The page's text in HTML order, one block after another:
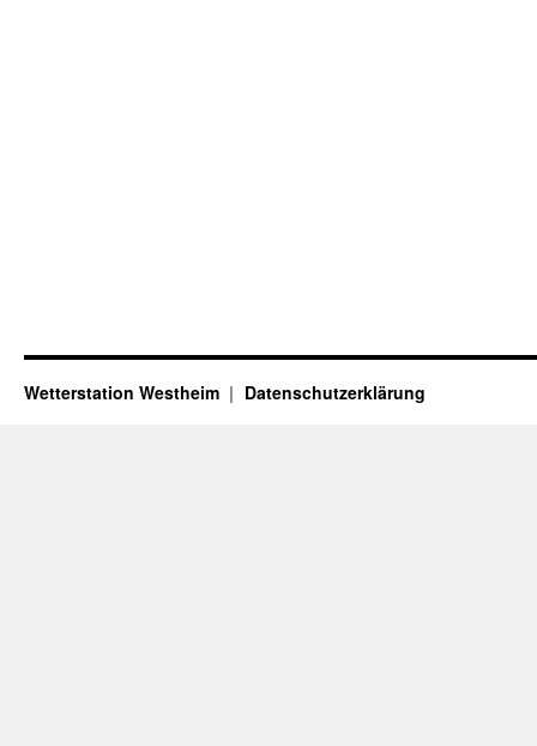
Wetterstation Westheim Datenschutzerklärung